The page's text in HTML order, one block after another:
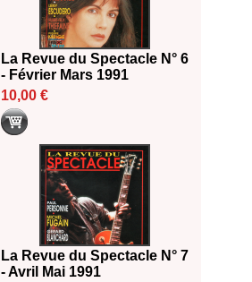
La Revue du Spectacle N° 6
- Février Mars 1991
10,00 €
La Revue du Spectacle N° 7
- Avril Mai 1991